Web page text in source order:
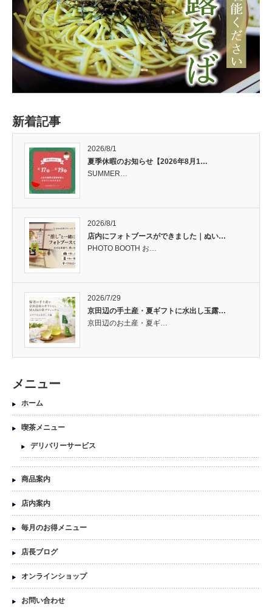
新着記事
2026/8/1
夏季休暇のお知らせ【2026年8月1…
SUMMER…
2026/8/1
店内にフォトブースができました｜ぬい…
PHOTO BOOTH お…
2026/7/29
京田辺の手土産・夏ギフトに水出し玉露…
京田辺のお土産・夏ギ…
メニュー
ホーム
喫茶メニュー
デリバリーサービス
商品案内
店内案内
毎月のお得メニュー
店長ブログ
オンラインショップ
お問い合わせ